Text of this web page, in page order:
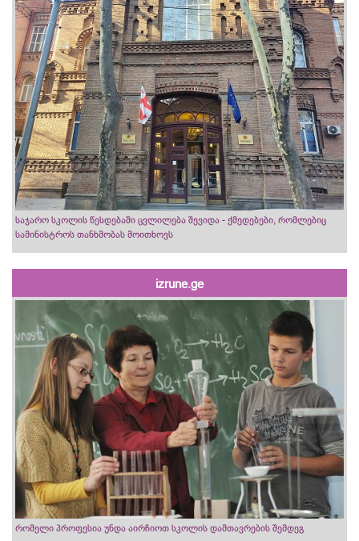
საჯარო სკოლის წესდებაში ცვლილება შევიდა - ქმედებები, რომლებიც
სამინისტროს თანხმობას მოითხოვს
izrune.ge
რომელი პროფესია უნდა აირჩიოთ სკოლის დამთავრების შემდეგ